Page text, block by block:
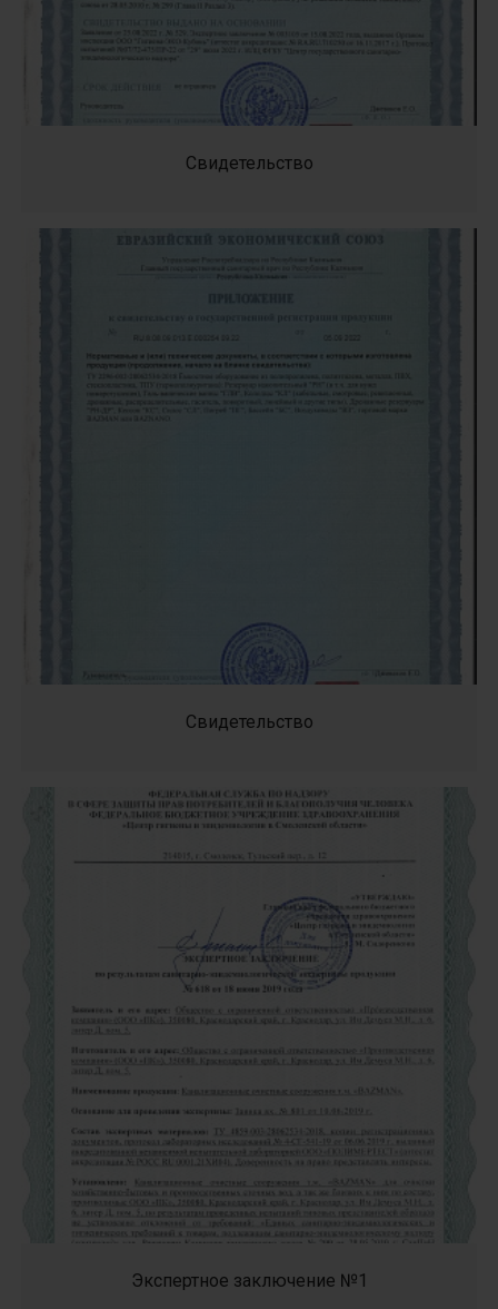
Свидетельство
Свидетельство
Экспертное заключение №1